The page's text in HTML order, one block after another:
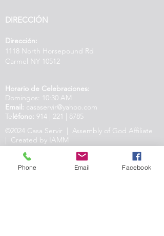
DIRECCIÓN
Dirección:
1118 North Horsepound Rd
Carmel NY 10512
Horario de Celebraciones:
Domingos: 10:30 AM
Email: casaservir@yahoo.com
Te léfono: 914 | 221 | 8785
©2024 Casa Servir | Assembly of God Affiliate
| Created by IAMM
Phone Email Facebook